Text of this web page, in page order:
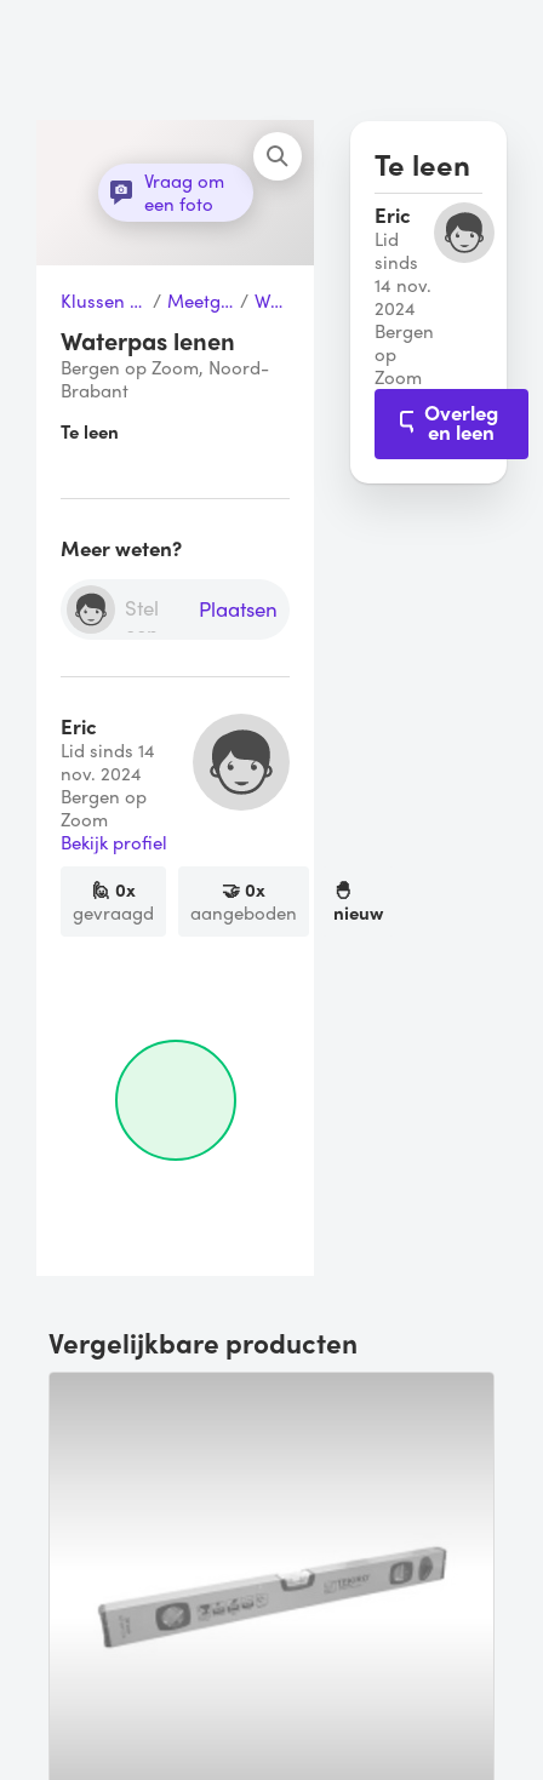
Vraag om
een foto
Klussen & Gereedschap / Meetgereedschap / Waterpas
Waterpas lenen
Bergen op Zoom, Noord-
Brabant
Te leen
Meer weten?
Plaatsen
Eric
Lid sinds 14
nov. 2024
Bergen op
Zoom
Bekijk profiel
🙋 0x
gevraagd
🤝0x
aangeboden
🐣
nieuw
Vergelijkbare producten
Te leen
Eric
Lid
sinds
14 nov.
2024
Bergen
op
Zoom
Overleg
en leen